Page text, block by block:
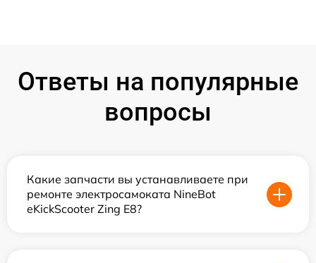
Ответы на популярные
вопросы
Какие запчасти вы устанавливаете при
ремонте электросамоката NineBot
eKickScooter Zing E8?